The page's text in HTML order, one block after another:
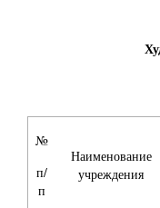
№
п/
п
Наименование
учреждения